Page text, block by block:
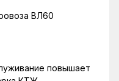
ВЛ60
повышает